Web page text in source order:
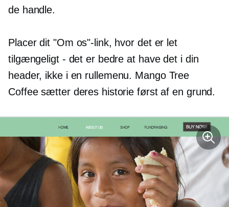
de handle.
Placer dit "Om os"-link, hvor det er let
tilgængeligt - det er bedre at have det i din
header, ikke i en rullemenu. Mango Tree
Coffee sætter deres historie først af en grund.